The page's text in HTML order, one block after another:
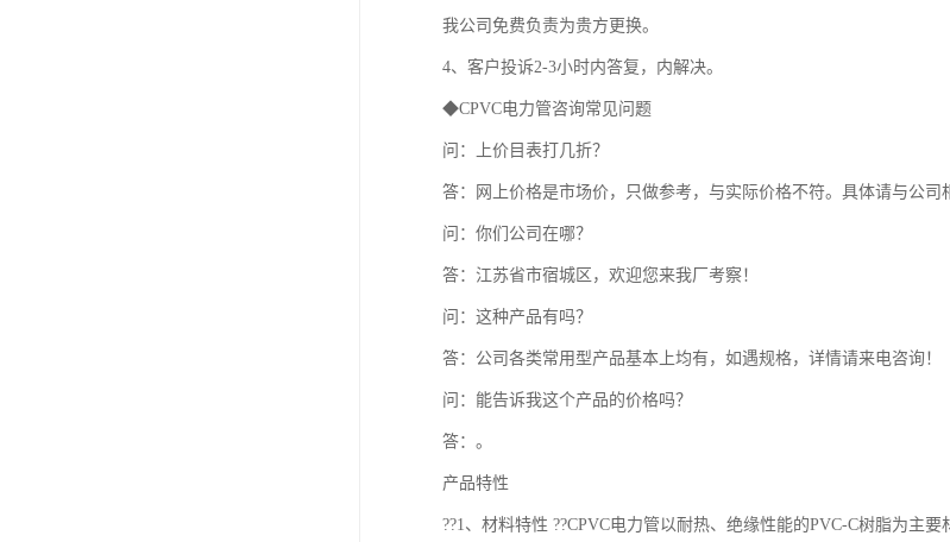
我公司免费负责为贵方更换。
4、客户投诉2-3小时内答复，内解决。
◆CPVC电力管咨询常见问题
问：上价目表打几折？
答：网上价格是市场价，只做参考，与实际价格不符。具体请与公司
问：你们公司在哪？
答：江苏省市宿城区，欢迎您来我厂考察！
问：这种产品有吗？
答：公司各类常用型产品基本上均有，如遇规格，详情请来电咨询！
问：能告诉我这个产品的价格吗？
答：。
产品特性
??1、材料特性 ??CPVC电力管以耐热、绝缘性能的PVC-C树脂为主